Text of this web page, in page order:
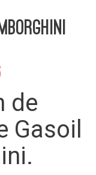
de
Gasoil